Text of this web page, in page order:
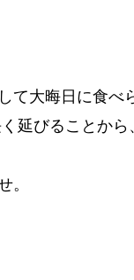
て大晦日に食
延びることか
。